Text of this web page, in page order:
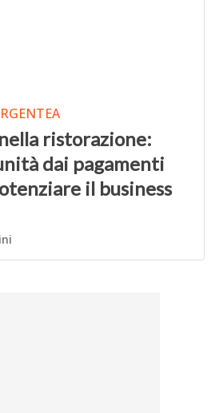
ristorazione:
dai pagamenti
il business